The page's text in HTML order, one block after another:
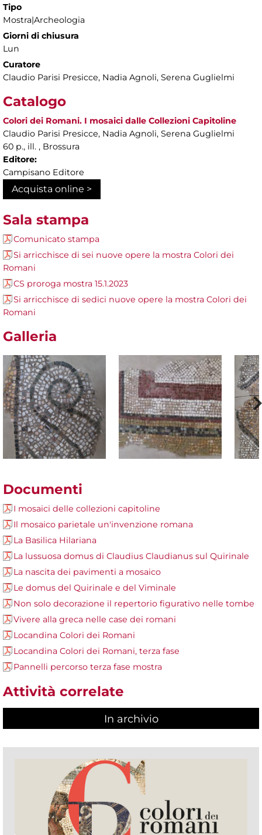
Tipo
Mostra|Archeologia
Giorni di chiusura
Lun
Curatore
Claudio Parisi Presicce, Nadia Agnoli, Serena Guglielmi
Catalogo
Colori dei Romani. I mosaici dalle Collezioni Capitoline
Claudio Parisi Presicce, Nadia Agnoli, Serena Guglielmi
60 p., ill. , Brossura
Editore:
Campisano Editore
Acquista online >
Sala stampa
Comunicato stampa
Si arricchisce di sei nuove opere la mostra Colori dei
Romani
CS proroga mostra 15.1.2023
Si arricchisce di sedici nuove opere la mostra Colori dei
Romani
Galleria
Documenti
I mosaici delle collezioni capitoline
Il mosaico parietale un'invenzione romana
La Basilica Hilariana
La lussuosa domus di Claudius Claudianus sul Quirinale
La nascita dei pavimenti a mosaico
Le domus del Quirinale e del Viminale
Non solo decorazione il repertorio figurativo nelle tombe
Vivere alla greca nelle case dei romani
Locandina Colori dei Romani
Locandina Colori dei Romani, terza fase
Pannelli percorso terza fase mostra
Attività correlate
In archivio